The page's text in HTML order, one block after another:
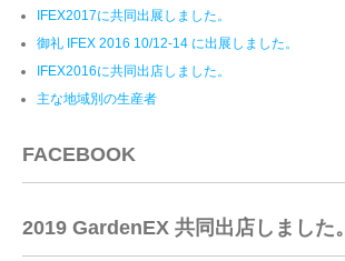
IFEX2017に共同出展しました。
御礼 IFEX 2016 10/12-14 に出展しました。
IFEX2016に共同出店しました。
主な地域別の生産者
FACEBOOK
2019 GardenEX 共同出店しました。